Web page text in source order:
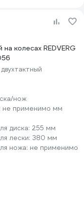
колесах REDVERG
двухтактный
нож
не применимо мм
диска: 255 мм
лески: 380 мм
ножа: не применимо